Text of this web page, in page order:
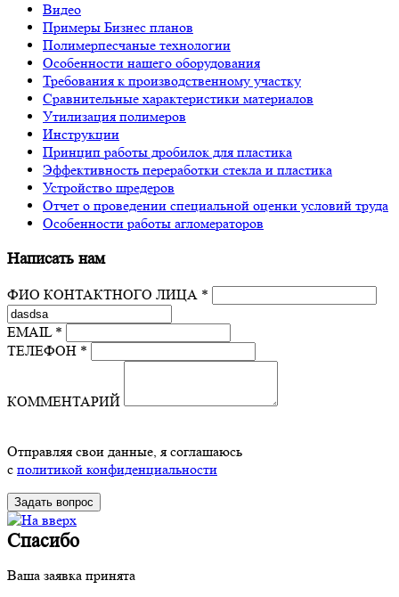
Видео
Примеры Бизнес планов
Полимерпесчаные технологии
Особенности нашего оборудования
Требования к производственному участку
Сравнительные характеристики материалов
Утилизация полимеров
Инструкции
Принцип работы дробилок для пластика
Эффективность переработки стекла и пластика
Устройство шредеров
Отчет о проведении специальной оценки условий труда
Особенности работы агломераторов
Написать нам
ФИО КОНТАКТНОГО ЛИЦА *
EMAIL *
ТЕЛЕФОН *
КОММЕНТАРИЙ
Отправляя свои данные, я соглашаюсь
с политикой конфиденциальности
Спасибо
Ваша заявка принята